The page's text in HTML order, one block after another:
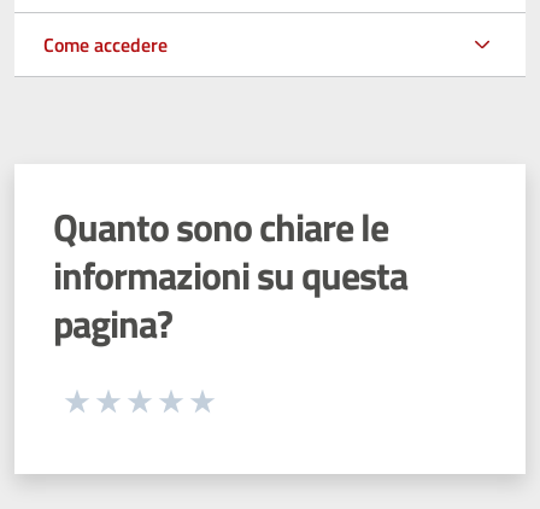
Come accedere
Quanto sono chiare le
informazioni su questa
pagina?
Seleziona una valutazione da 1 a 5 stelle